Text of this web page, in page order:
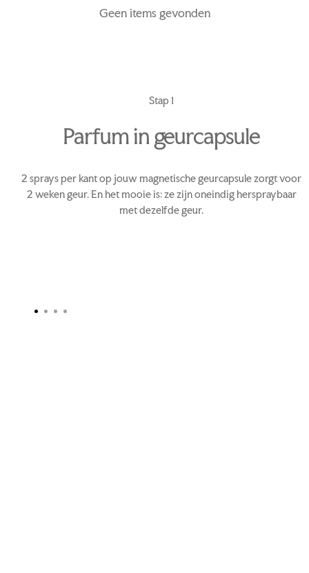
Geen items gevonden
Stap 1
Parfum in geurcapsule
2 sprays per kant op jouw magnetische geurcapsule zorgt voor
2 weken geur. En het mooie is: ze zijn oneindig herspraybaar
met dezelfde geur.